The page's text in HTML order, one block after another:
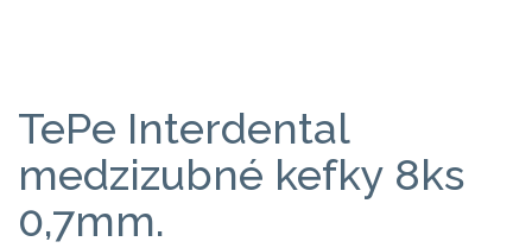
TePe Interdental
medzizubné kefky 8ks
0,7mm.